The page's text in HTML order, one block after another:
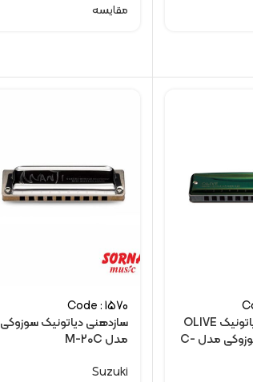
مقایسه
سازدهنی دیاتونیک OLIVE
10 HOLE سوزوکی مدل C-
Code : 1570
سازدهنی دیاتونیک سوزوکی
مدل M-20C
Suzuki